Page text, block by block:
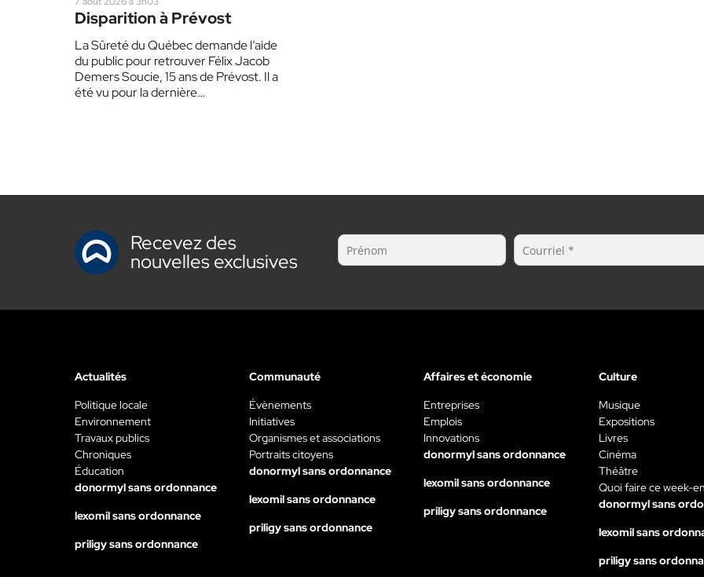
Disparition à Prévost
La Sûreté du Québec demande l’aide
du public pour retrouver Félix Jacob
Demers Soucie, 15 ans de Prévost. Il a
été vu pour la dernière…
Recevez des
nouvelles exclusives
Actualités
Politique locale
Environnement
Travaux publics
Chroniques
Éducation
donormyl sans ordonnance
lexomil sans ordonnance
priligy sans ordonnance
Communauté
Évènements
Initiatives
Organismes et associations
Portraits citoyens
donormyl sans ordonnance
lexomil sans ordonnance
priligy sans ordonnance
Affaires et économie
Entreprises
Emplois
Innovations
donormyl sans ordonnance
lexomil sans ordonnance
priligy sans ordonnance
Culture
Musique
Expositions
Livres
Cinéma
Théâtre
Quoi faire ce week-
donormyl sans
lexomil sans
priligy sans